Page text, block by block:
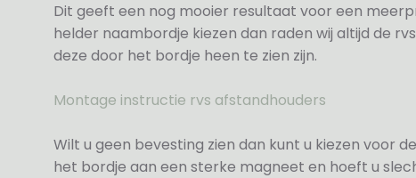
Dit geeft een nog mooier resultaat voor een
helder naambordje kiezen dan raden wij altijd de
deze door het bordje heen te zien zijn.
Montage instructie rvs afstandhouders
Wilt u geen bevesting zien dan kunt u kiezen voor
het bordje aan een sterke magneet en hoeft u